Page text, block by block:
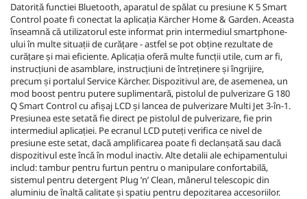
Datorită functiei Bluetooth, aparatul de spălat cu presiune K 5 Smart
Control poate fi conectat la aplicația Kärcher Home & Garden. Aceasta
înseamnă că utilizatorul este informat prin intermediul smartphone-
ului în multe situații de curățare - astfel se pot obține rezultate de
curățare și mai eficiente. Aplicația oferă multe funcții utile, cum ar fi,
instrucțiuni de asamblare, instrucțiuni de întreținere și îngrijire,
precum și portalul Service Kärcher. Dispozitivul are, de asemenea, un
mod boost pentru putere suplimentară, pistolul de pulverizare G 180
Q Smart Control cu ​​afișaj LCD și lancea de pulverizare Multi Jet 3-în-1.
Presiunea este setată fie direct pe pistolul de pulverizare, fie prin
intermediul aplicației. Pe ecranul LCD puteți verifica ce nivel de
presiune este setat, dacă amplificarea poate fi declanșată sau dacă
dispozitivul este încă în modul inactiv. Alte detalii ale echipamentului
includ: tambur pentru furtun pentru o manipulare confortabilă,
sistemul pentru detergent Plug ’n’ Clean, mânerul telescopic din
aluminiu de înaltă calitate și spatiu pentru depozitarea accesoriilor.